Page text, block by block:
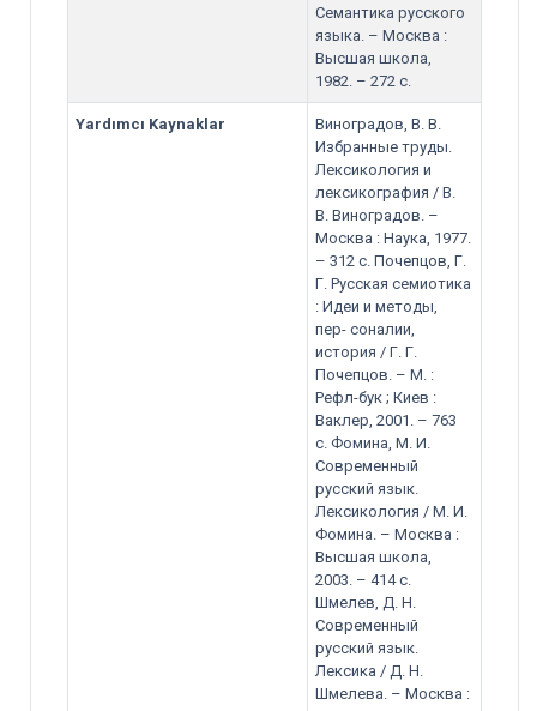
Семантика русского
языка. – Москва :
Высшая школа,
1982. – 272 с.
Yardımcı Kaynaklar
Виноградов, В. В.
Избранные труды.
Лексикология и
лексикография / В.
В. Виноградов. –
Москва : Наука, 1977.
– 312 с. Почепцов, Г.
Г. Русская семиотика
: Идеи и методы,
пер- соналии,
история / Г. Г.
Почепцов. – М. :
Рефл-бук ; Киев :
Ваклер, 2001. – 763
с. Фомина, М. И.
Современный
русский язык.
Лексикология / М. И.
Фомина. – Москва :
Высшая школа,
2003. – 414 с.
Шмелев, Д. Н.
Современный
русский язык.
Лексика / Д. Н.
Шмелева. – Москва :